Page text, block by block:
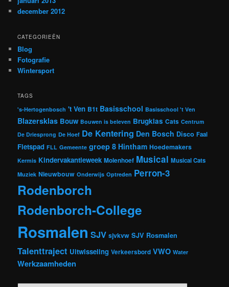
december 2012
CATEGORIEËN
Blog
Fotografie
Wintersport
TAGS
's-Hertogenbosch 't Ven B1t Basisschool Basisschool 't Ven
Blazersklas Bouw Bouwen is beleven Brugklas Cats Centrum
De Driesprong De Hoef De Kentering Den Bosch Disco Faal
Fietspad FLL Gemeente groep 8 Hintham Hoedemakers
Kermis Kindervakantieweek Molenhoef Musical Musical Cats
Muziek Nieuwbouw Onderwijs Optreden Perron-3
Rodenborch
Rodenborch-College
Rosmalen SJV sjvkvw SJV Rosmalen
Talenttraject Uitwisseling Verkeersbord VWO Water
Werkzaamheden